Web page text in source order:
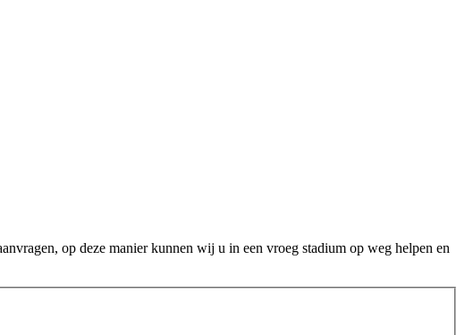
op deze manier kunnen wij u in een vroeg stadium op weg helpen en